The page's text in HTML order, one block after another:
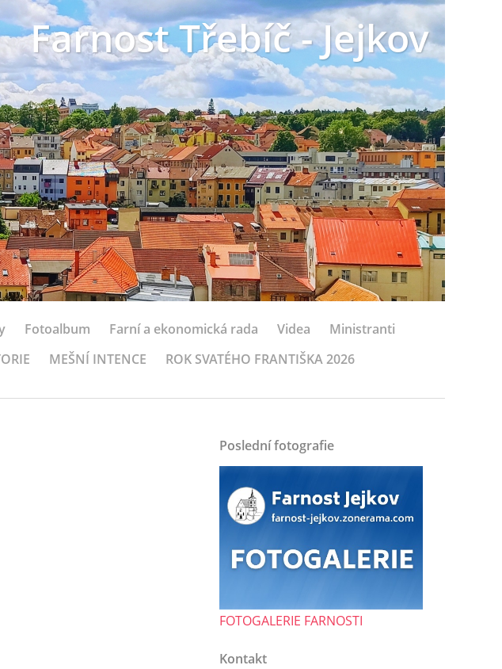
Farnost Třebíč - Jejkov
Fotoalbum Farní a ekonomická rada Videa
Ministranti
MEŠNÍ INTENCE ROK SVATÉHO FRANTIŠKA 2026
Poslední fotografie
FOTOGALERIE FARNOSTI
Kontakt